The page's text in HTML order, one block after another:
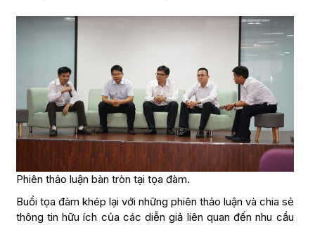
Phiên thảo luận bàn tròn tại tọa đàm.
Buổi tọa đàm khép lại với những phiên thảo luận và chia sẻ
thông tin hữu ích của các diễn giả liên quan đến nhu cầu